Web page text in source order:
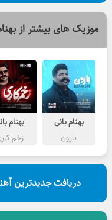
موزیک های بیشتر از
بهنام بانی
بارون
بهنام
زخم
دریافت جدیدترین